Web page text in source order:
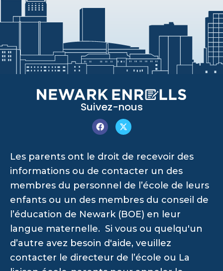
Suivez-nous
Les parents ont le droit de recevoir des
informations ou de contacter un des
membres du personnel de l’école de leurs
enfants ou un des membres du conseil de
l’éducation de Newark (BOE) en leur
langue maternelle. Si vous ou quelqu'un
d’autre avez besoin d'aide, veuillez
contacter le directeur de l’école ou La